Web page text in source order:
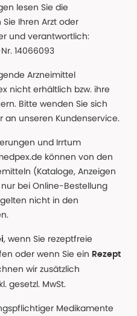
lesen Sie die
Ihren Arzt oder
und verantwortlich:
14066093
Arzneimittel
nicht erhältlich bzw. ihre
Bitte wenden Sie sich
an unseren Kundenservice.
und Irrtum
können von den
(Kataloge, Anzeigen
bei Online-Bestellung
nicht in den
, wenn Sie rezeptfreie
oder wenn Sie ein Rezept
wir zusätzlich
gesetzl. MwSt.
Medikamente